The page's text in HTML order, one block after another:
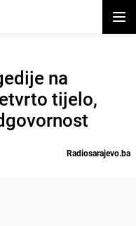
na
tijelo,
Radiosarajevo.ba